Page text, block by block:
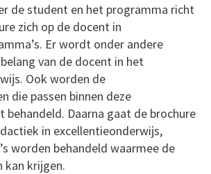
de student en het programma richt
zich op de docent in
Er wordt onder andere
van de docent in het
Ook worden de
die passen binnen deze
behandeld. Daarna gaat de brochure
in excellentieonderwijs,
worden behandeld waarmee de
kan krijgen.